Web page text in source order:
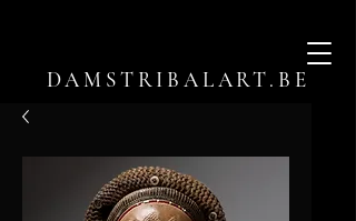
DAMSTRIBALART.BE